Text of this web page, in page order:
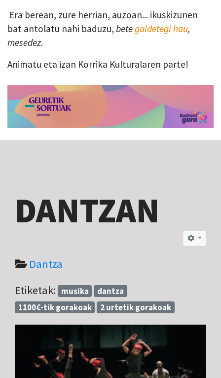
Era berean, zure herrian, auzoan... ikuskizunen
bat antolatu nahi baduzu, betegaldetegi hau,
mesedez.
Animatu eta izan Korrika Kulturalaren parte!
DANTZAN
Dantza
Etiketak: musika
dantza
1100€-tik gorakoak
2 urtetik gorakoak